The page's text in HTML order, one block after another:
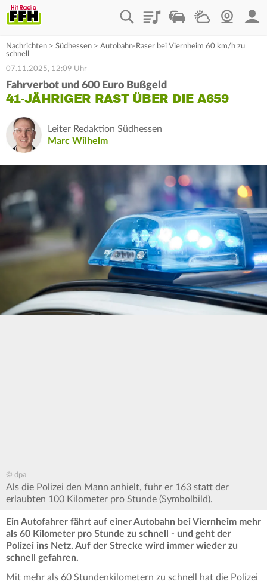
PlaylistStaupilotWetterWebcam
Nachrichten > Südhessen > Autobahn-Raser bei Viernheim 60 km/h zu
schnell
07.11.2025, 12:09 Uhr
Fahrverbot und 600 Euro Bußgeld
41-JÄHRIGER RAST ÜBER DIE A659
Leiter Redaktion Südhessen
Marc Wilhelm
© dpa
Als die Polizei den Mann anhielt, fuhr er 163 statt der
erlaubten 100 Kilometer pro Stunde (Symbolbild).
Ein Autofahrer fährt auf einer Autobahn bei Viernheim mehr
als 60 Kilometer pro Stunde zu schnell - und geht der
Polizei ins Netz. Auf der Strecke wird immer wieder zu
schnell gefahren.
Mit mehr als 60 Stundenkilometern zu schnell hat die Polizei